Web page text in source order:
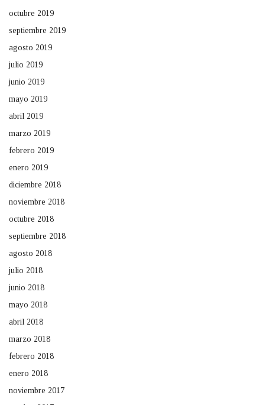
octubre 2019
septiembre 2019
agosto 2019
julio 2019
junio 2019
mayo 2019
abril 2019
marzo 2019
febrero 2019
enero 2019
diciembre 2018
noviembre 2018
octubre 2018
septiembre 2018
agosto 2018
julio 2018
junio 2018
mayo 2018
abril 2018
marzo 2018
febrero 2018
enero 2018
noviembre 2017